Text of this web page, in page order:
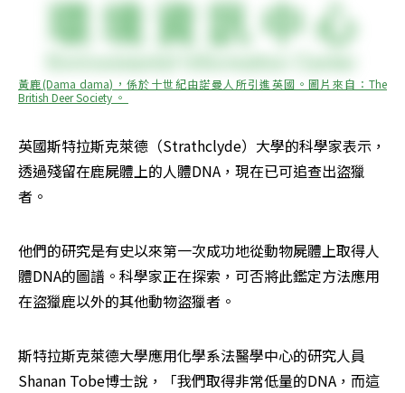
黃鹿(Dama dama)，係於十世紀由諾曼人所引進英國。圖片來自：The
British Deer Society 。
英國斯特拉斯克萊德（Strathclyde）大學的科學家表示，
透過殘留在鹿屍體上的人體DNA，現在已可追查出盜獵
者。
他們的研究是有史以來第一次成功地從動物屍體上取得人
體DNA的圖譜。科學家正在探索，可否將此鑑定方法應用
在盜獵鹿以外的其他動物盜獵者。
斯特拉斯克萊德大學應用化學系法醫學中心的研究人員
Shanan Tobe博士說，「我們取得非常低量的DNA，而這